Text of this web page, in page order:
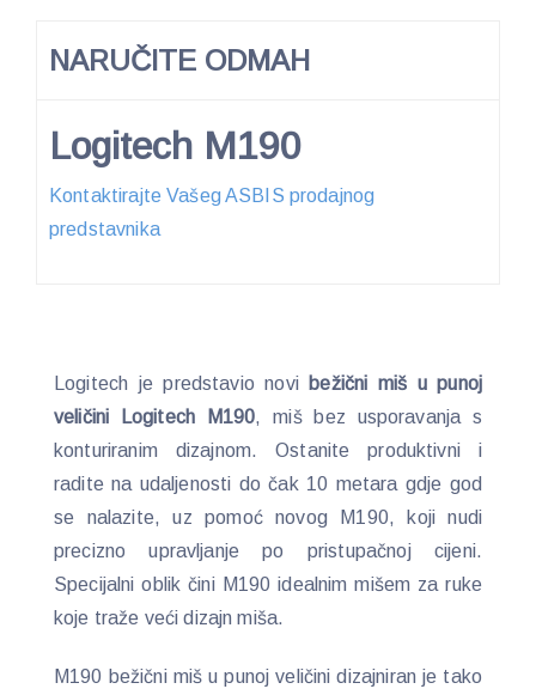
NARUČITE ODMAH
Logitech M190
Kontaktirajte Vašeg ASBIS prodajnog
predstavnika
Logitech je predstavio novi bežični miš u punoj
veličini Logitech M190, miš bez usporavanja s
konturiranim dizajnom. Ostanite produktivni i
radite na udaljenosti do čak 10 metara gdje god
se nalazite, uz pomoć novog M190, koji nudi
precizno upravljanje po pristupačnoj cijeni.
Specijalni oblik čini M190 idealnim mišem za ruke
koje traže veći dizajn miša.
M190 bežični miš u punoj veličini dizajniran je tako